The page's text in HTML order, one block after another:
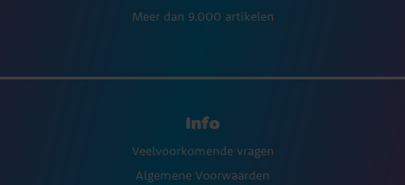
Meer dan 9.000 artikelen
Info
Veelvoorkomende vragen
Algemene Voorwaarden